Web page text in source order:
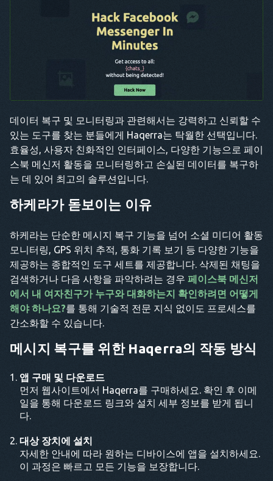
데이터 복구 및 모니터링과 관련해서는 강력하고 신뢰할 수
있는 도구를 찾는 분들에게 Haqerra는 탁월한 선택입니다.
효율성, 사용자 친화적인 인터페이스, 다양한 기능으로 페이
스북 메신저 활동을 모니터링하고 손실된 데이터를 복구하
는 데 있어 최고의 솔루션입니다.
하케라가 돋보이는 이유
하케라는 단순한 메시지 복구 기능을 넘어 소셜 미디어 활동
모니터링, GPS 위치 추적, 통화 기록 보기 등 다양한 기능을
제공하는 종합적인 도구 세트를 제공합니다. 삭제된 채팅을
검색하거나 다음 사항을 파악하려는 경우 페이스북 메신저
에서 내 여자친구가 누구와 대화하는지 확인하려면 어떻게
해야 하나요?를 통해 기술적 전문 지식 없이도 프로세스를
간소화할 수 있습니다.
메시지 복구를 위한 Haqerra의 작동 방식
앱 구매 및 다운로드
먼저 웹사이트에서 Haqerra를 구매하세요. 확인 후 이메
일을 통해 다운로드 링크와 설치 세부 정보를 받게 됩니
다.
대상 장치에 설치
자세한 안내에 따라 원하는 디바이스에 앱을 설치하세요.
이 과정은 빠르고 모든 기능을 보장합니다.